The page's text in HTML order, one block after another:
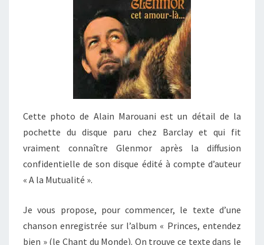
Cette photo de Alain Marouani est un détail de la
pochette du disque paru chez Barclay et qui fit
vraiment connaître Glenmor après la diffusion
confidentielle de son disque édité à compte d’auteur
« A la Mutualité ».
Je vous propose, pour commencer, le texte d’une
chanson enregistrée sur l’album « Princes, entendez
bien » (le Chant du Monde). On trouve ce texte dans le